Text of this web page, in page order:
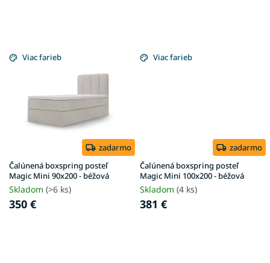
Viac farieb
zadarmo
Čalúnená boxspring posteľ
Magic Mini 90x200 - béžová
Skladom (>6 ks)
350 €
Viac farieb
zadarmo
Čalúnená boxspring posteľ
Magic Mini 100x200 - béžová
Skladom (4 ks)
381 €